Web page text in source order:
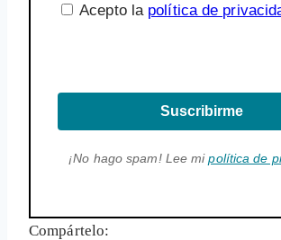
Acepto la política de
Suscribirme
¡No hago spam! Lee mipolítica de
Compártelo: